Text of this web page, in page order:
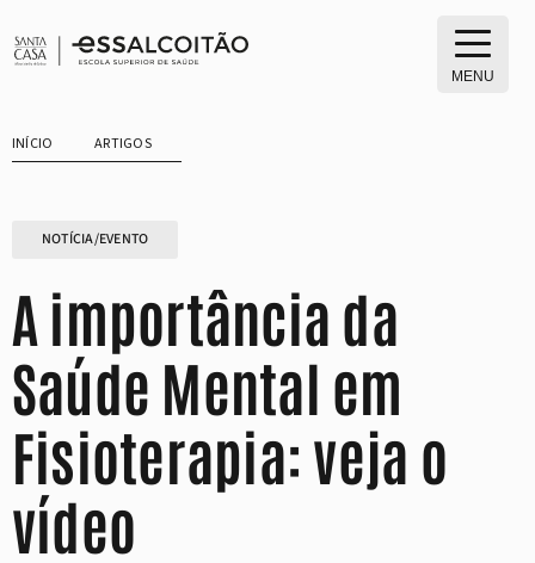
para
MENU
INÍCIO ARTIGOS
NOTÍCIA/EVENTO
A importância da
Saúde Mental em
Fisioterapia: veja o
vídeo